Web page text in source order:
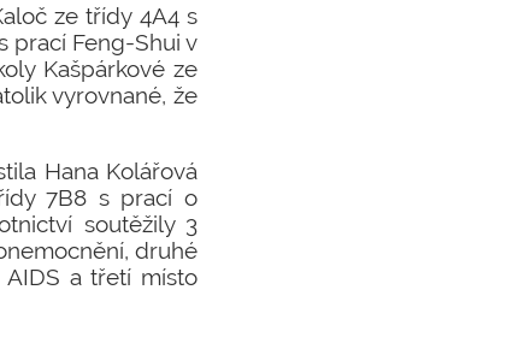
ze třídy 4A4 s
prací Feng-Shui v
Kašpárkové ze
vyrovnané, že
Hana Kolářová
7B8 s prací o
soutěžily 3
druhé
a třetí místo